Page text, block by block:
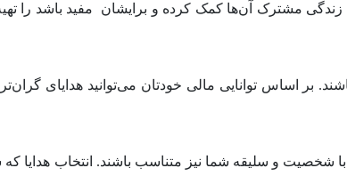
زندگی مشترک آن‌ها کمک کرده و برایشان مفید باشد را تهیه
بر اساس توانایی مالی خودتان می‌توانید هدایای گران‌تر
شخصیت و سلیقه شما نیز متناسب باشند. انتخاب هدایا که